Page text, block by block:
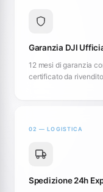
Garanzia DJI
12 mesi di garanzia
certificato da
02 — LOGISTICA
Spedizione 24h